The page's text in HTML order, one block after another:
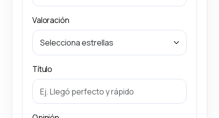
Valoración
Título